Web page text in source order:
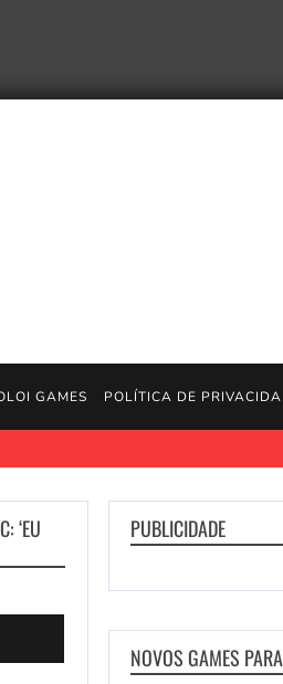
GAMES POLÍTICA DE
‘EU PUBLICIDADE
NOVOS GAMES